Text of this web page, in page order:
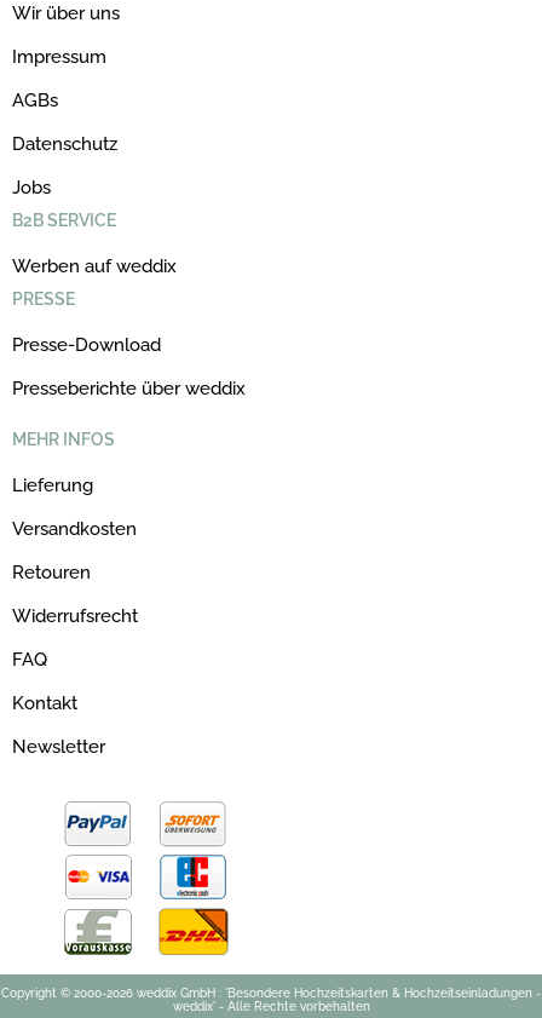
Wir über uns
Impressum
AGBs
Datenschutz
Jobs
B2B SERVICE
Werben auf weddix
PRESSE
Presse-Download
Presseberichte über weddix
MEHR INFOS
Lieferung
Versandkosten
Retouren
Widerrufsrecht
FAQ
Kontakt
Newsletter
Copyright © 2000-2026 weddix GmbH : 'Besondere Hochzeitskarten & Hochzeitseinladungen -
weddix' - Alle Rechte vorbehalten